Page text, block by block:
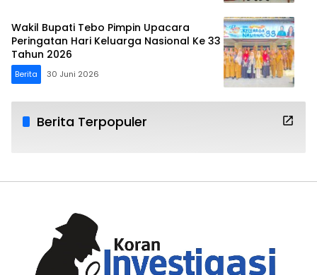
Wakil Bupati Tebo Pimpin Upacara
Peringatan Hari Keluarga Nasional Ke 33
Tahun 2026
Berita 30 Juni 2026
Berita Terpopuler